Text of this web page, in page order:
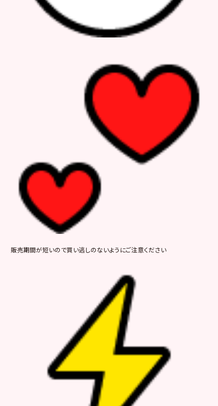
販売期間が短いので買い逃しのないようにご注意ください